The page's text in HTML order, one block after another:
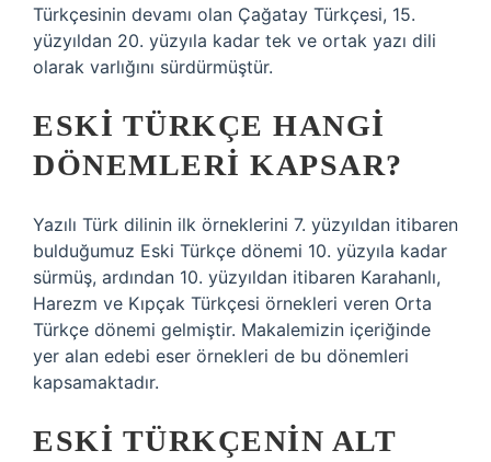
Türkçesinin devamı olan Çağatay Türkçesi, 15.
yüzyıldan 20. yüzyıla kadar tek ve ortak yazı dili
olarak varlığını sürdürmüştür.
ESKI TÜRKÇE HANGI
DÖNEMLERI KAPSAR?
Yazılı Türk dilinin ilk örneklerini 7. yüzyıldan itibaren
bulduğumuz Eski Türkçe dönemi 10. yüzyıla kadar
sürmüş, ardından 10. yüzyıldan itibaren Karahanlı,
Harezm ve Kıpçak Türkçesi örnekleri veren Orta
Türkçe dönemi gelmiştir. Makalemizin içeriğinde
yer alan edebi eser örnekleri de bu dönemleri
kapsamaktadır.
ESKI TÜRKÇENIN ALT